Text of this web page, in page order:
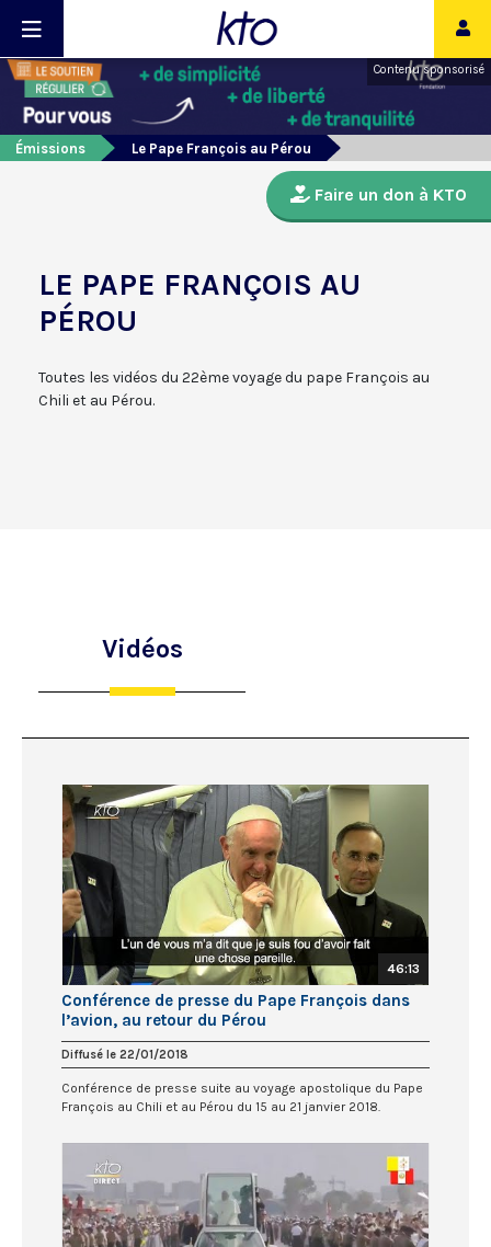
Contenu sponsorisé
Émissions Le Pape François au Pérou
Faire un don à KTO
LE PAPE FRANÇOIS AU
PÉROU
Toutes les vidéos du 22ème voyage du pape François au
Chili et au Pérou.
Vidéos
46:13
Conférence de presse du Pape François dans
l’avion, au retour du Pérou
Diffusé le 22/01/2018
Conférence de presse suite au voyage apostolique du Pape
François au Chili et au Pérou du 15 au 21 janvier 2018.